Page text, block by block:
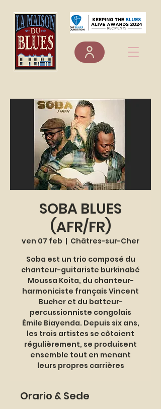
SOBA BLUES
(AFR/FR)
ven 07 feb
  |
Châtres-sur-Cher
Soba est un trio composé du
chanteur-guitariste burkinabé
Moussa Koita, du chanteur-
harmoniciste français Vincent
Bucher et du batteur-
percussionniste congolais
Émile Biayenda. Depuis six ans,
les trois artistes se côtoient
régulièrement, se produisent
ensemble tout en menant
leurs propres carrières
Orario & Sede